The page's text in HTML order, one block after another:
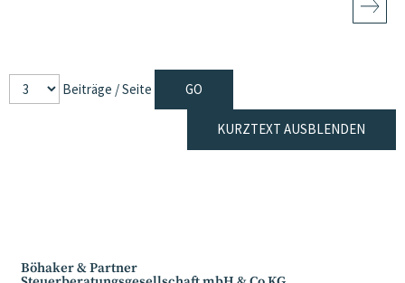
Beiträge / Seite
KURZTEXT AUSBLENDEN
Böhaker & Partner